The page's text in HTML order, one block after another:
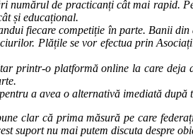
numărul de practicanți cât mai rapid.
și educațional.
fiecare competiție în parte. Banii
Plățile se vor efectua prin
printr-o platformă online la care
a avea o alternativă imediată după
clar că prima măsură pe care
suport nu mai putem discuta despre